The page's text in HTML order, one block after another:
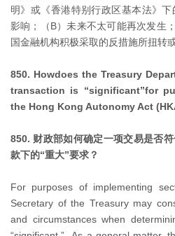
明》或《香港特别行政区基本法》
影响；（B）未来不太可能再次发生
国金融机构积极采取的反措施所扭转或
850. Howdoes the Treasury
transaction is “significant”for
the Hong Kong Autonomy Act
850. 财政部如何确定一项交易是否
款下的“重大”要求？
For purposes of implementing
Secretary of the Treasury may
and circumstances when